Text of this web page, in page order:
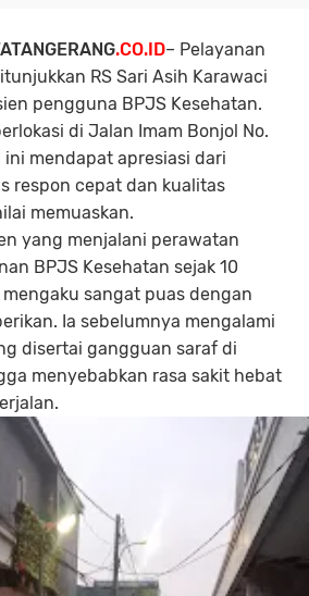
.CO.ID– Pelayanan
RS Sari Asih Karawaci
pengguna BPJS Kesehatan.
di Jalan Imam Bonjol No.
ini mendapat apresiasi dari
respon cepat dan kualitas
memuaskan.
yang menjalani perawatan
BPJS Kesehatan sejak 10
sangat puas dengan
Ia sebelumnya mengalami
disertai gangguan saraf di
menyebabkan rasa sakit hebat